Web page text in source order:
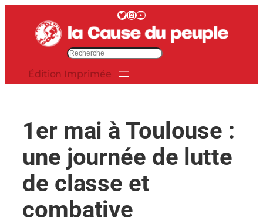
contenu
Twitter InstagramYouTube
c
e
Édition Imprimée
1er mai à Toulouse :
une journée de lutte
de classe et
combative